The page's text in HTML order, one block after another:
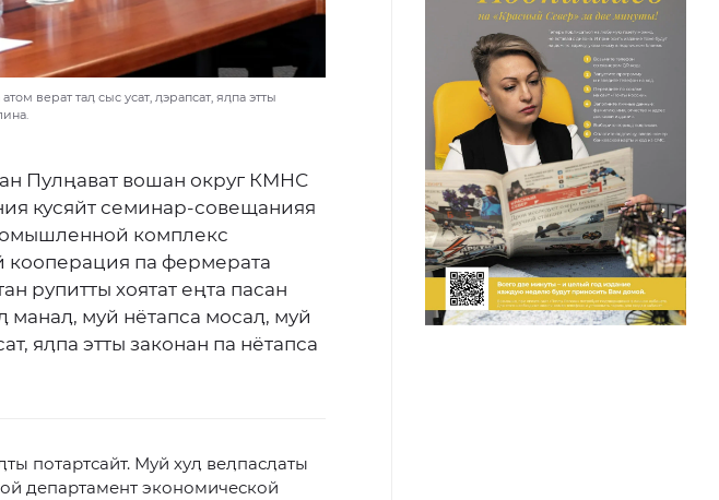
верат таӆ сыс усат, ӆэрапсат, яӆпа этты
Пулңават вошан округ КМНС
кусяйт семинар-совещанияя
комплекс
кооперация па фермерата
рупитты хоятат еңта пасан
манаӆ, муй нётапса мосаӆ, муй
яӆпа этты законан па нётапса
потартсайт. Муй хуӆ веӆпасӆаты
департамент экономической